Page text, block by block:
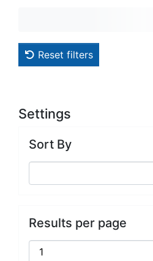
Reset filters
Settings
Sort By
Results per page